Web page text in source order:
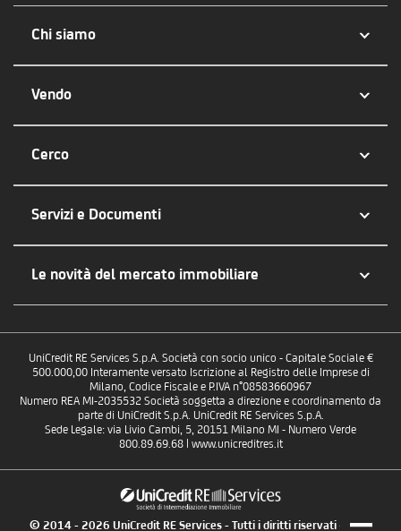
Chi siamo
Vendo
Cerco
Servizi e Documenti
Le novità del mercato immobiliare
UniCredit RE Services S.p.A. Società con socio unico - Capitale Sociale €
500.000,00 Interamente versato Iscrizione al Registro delle Imprese di
Milano, Codice Fiscale e P.IVA n°08583660967
Numero REA MI-2035532 Società soggetta a direzione e coordinamento da
parte di UniCredit S.p.A. UniCredit RE Services S.p.A.
Sede Legale: via Livio Cambi, 5, 20151 Milano MI - Numero Verde
800.89.69.68 | www.unicreditres.it
© 2014 - 2026 UniCredit RE Services - Tutti i diritti riservati - P.IVA